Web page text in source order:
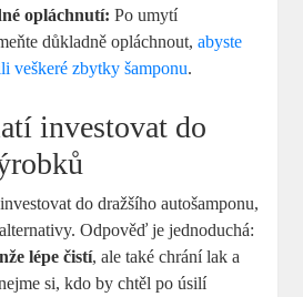
opláchnutí: Po umytí
důkladně opláchnout,abyste
veškeré zbytky šamponu.
investovat do
do dražšího autošamponu,
Odpověď je jednoduchá:
lépe čistí, ale také chrání lak a
si, kdo by chtěl po úsilí